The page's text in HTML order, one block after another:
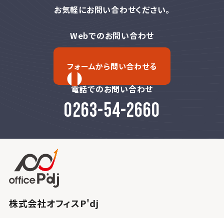
お気軽にお問い合わせください。
Webでのお問い合わせ
フォームから問い合わせる
電話でのお問い合わせ
0263-54-2660
株式会社オフィスP'dj